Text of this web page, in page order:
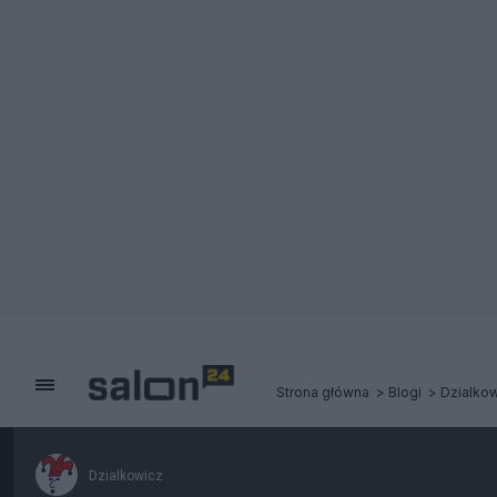
Strona główna Blogi
Dzialkowicz